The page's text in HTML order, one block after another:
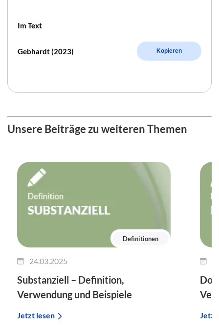
Im Text
Gebhardt (2023) Kopieren
Unsere Beiträge zu weiteren Themen
Definitionen
24.03.2025
Substanziell – Definition,
Verwendung und Beispiele
Jetzt lesen